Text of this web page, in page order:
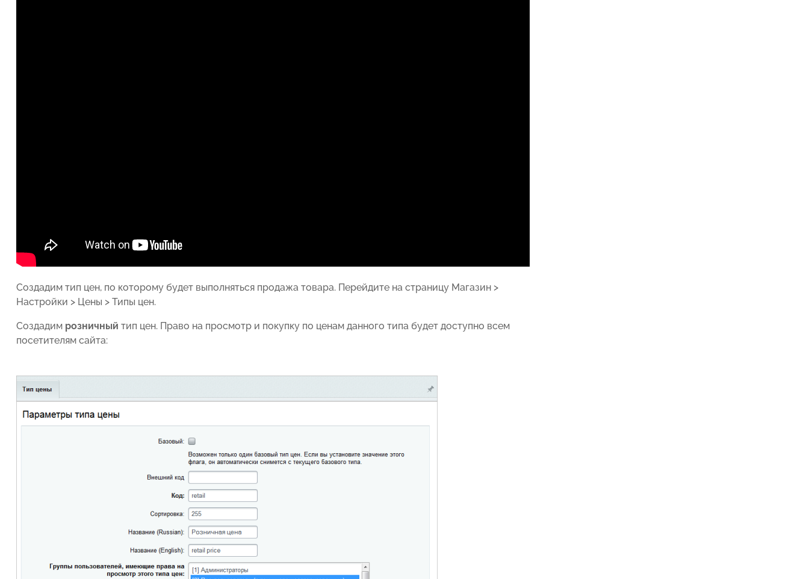
Создадим тип цен, по которому будет выполняться продажа товара. Перейдите на страницу Магазин >
Настройки > Цены > Типы цен.
Создадим розничный тип цен. Право на просмотр и покупку по ценам данного типа будет доступно всем
посетителям сайта: